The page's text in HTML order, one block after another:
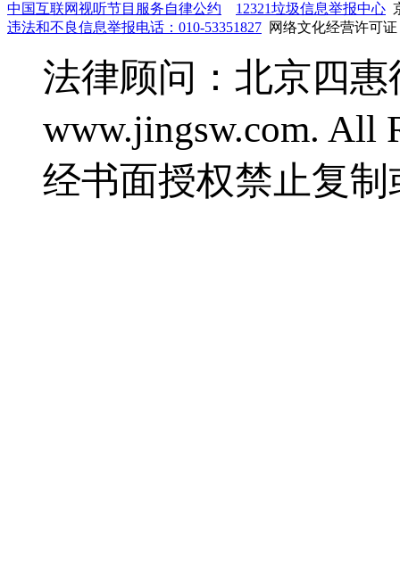
中国互联网视听节目服务自律公约 12321垃圾信息举报中心
违法和不良信息举报电话：010-53351827 网络文化经营许可
法律顾问：北京四
www.jingsw.com. All
经书面授权禁止复